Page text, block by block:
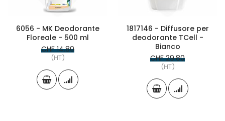
6056 - MK Deodorante
Floreale - 500 ml
CHF 14.80
(HT)
1817146 - Diffusore per
deodorante TCell -
Bianco
CHF 29.80
(HT)